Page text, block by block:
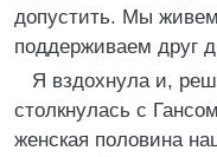
допустить. Мы
поддерживаем друг
Я вздохнула и,
столкнулась с
женская половина